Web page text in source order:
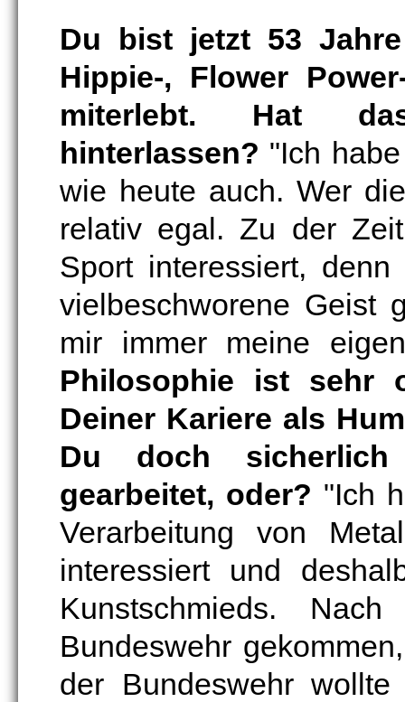
Du bist jetzt 53
Hippie-, Flower
miterlebt. Hat
hinterlassen? "Ich
wie heute auch. Wer
relativ egal. Zu der
Sport interessiert,
vielbeschworene Geist
mir immer meine
Philosophie ist sehr
Deiner Kariere als
Du doch
gearbeitet, oder? "Ich
Verarbeitung von
interessiert und
Kunstschmieds.
Bundeswehr
der Bundeswehr